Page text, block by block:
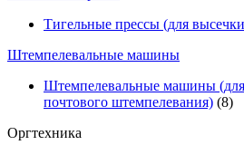
Тигельные прессы (для
Штемпелевальные машины
Штемпелевальные машины
почтового штемпелевания) (8)
Оргтехника